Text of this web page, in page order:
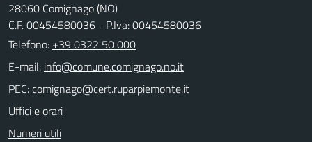
28060 Comignago (NO)
C.F. 00454580036 - P.Iva: 00454580036
Telefono: +39 0322 50 000
E-mail:
PEC:
Uffici e orari
Numeri utili